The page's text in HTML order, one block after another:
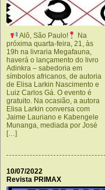
Alô, São Paulo!
Na
próxima quarta-feira, 21, às
19h na livraria Megafauna,
haverá o lançamento do livro
Adinkra – sabedoria em
símbolos africanos, de autoria
de Elisa Larkin Nascimento e
Luiz Carlos Gá. O evento é
gratuito. Na ocasião, a autora
Elisa Larkin conversa com
Jaime Lauriano e Kabengele
Munanga, mediada por José
[…]
10/07/2022
Revista PRIMAX